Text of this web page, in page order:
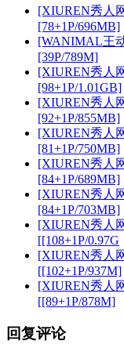
[XIUREN秀人
[78+1P/696MB]
[WANIMAL王
[39P/789M]
[XIUREN秀人
[98+1P/1.01GB]
[XIUREN秀人
[92+1P/855MB]
[XIUREN秀人
[81+1P/750MB]
[XIUREN秀人
[84+1P/689MB]
[XIUREN秀人
[84+1P/703MB]
[XIUREN秀人
[[108+1P/0.97G
[XIUREN秀人
[[102+1P/937M]
[XIUREN秀人
[[89+1P/878M]
回复评论